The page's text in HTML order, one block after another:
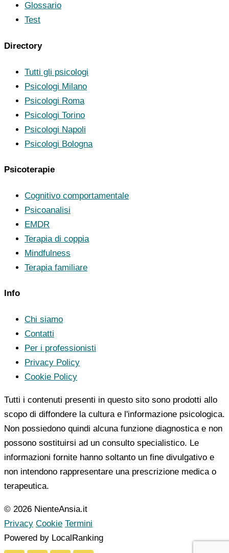
Glossario
Test
Directory
Tutti gli psicologi
Psicologi Milano
Psicologi Roma
Psicologi Torino
Psicologi Napoli
Psicologi Bologna
Psicoterapie
Cognitivo comportamentale
Psicoanalisi
EMDR
Terapia di coppia
Mindfulness
Terapia familiare
Info
Chi siamo
Contatti
Per i professionisti
Privacy Policy
Cookie Policy
Tutti i contenuti presenti in questo sito sono prodotti allo
scopo di diffondere la cultura e l'informazione psicologica.
Non possiedono quindi alcuna funzione diagnostica e non
possono sostituirsi ad un consulto specialistico. Le
informazioni fornite hanno soltanto un fine divulgativo e
non intendono rappresentare una prescrizione medica o
terapeutica.
© 2026 NienteAnsia.it
Privacy Cookie Termini
Powered by LocalRanking